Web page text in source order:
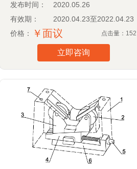
发布时间：
2020.05.26
有效期：
2020.04.23至2022.04.23
价格：
￥面议 点击量：152
立即咨询